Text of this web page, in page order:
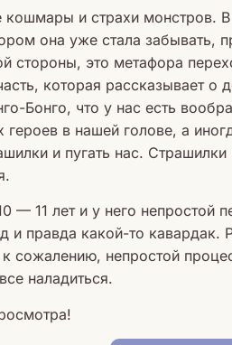
и страхи монстров.
она уже стала забывать,
стороны, это метафора
которая рассказывает о
Бонго, что у нас есть
героев в нашей голове, а
и пугать нас.
— 11 лет и у него непростой
и правда какой-то
к сожалению, непростой
наладиться.